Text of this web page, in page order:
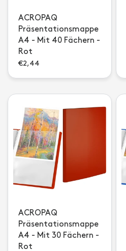
ACROPAQ
Präsentationsmappe
A4 - Mit 40 Fächern -
Rot
€2,44
ACROPAQ
Präsentationsmappe
A4 - Mit 30 Fächern -
Rot